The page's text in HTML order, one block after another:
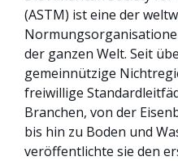
(ASTM) ist eine der
der ganzen Welt. Seit
gemeinnützige
freiwillige
Branchen, von der
bis hin zu Boden und
veröffentlichte sie den